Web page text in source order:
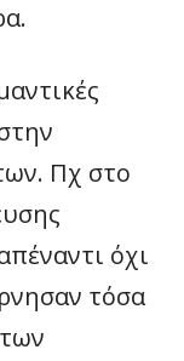
Πχ στο
όχι
τόσα